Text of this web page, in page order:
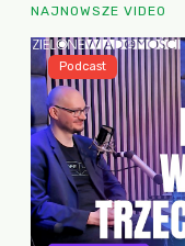
NAJNOWSZE VIDEO
Podcast